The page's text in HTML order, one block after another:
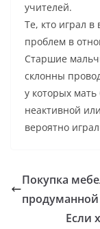
учителей.
Те, кто играл
проблем в
Старшие
склонны
у которых
неактивной
вероятно
Покупка
продуманной
Если